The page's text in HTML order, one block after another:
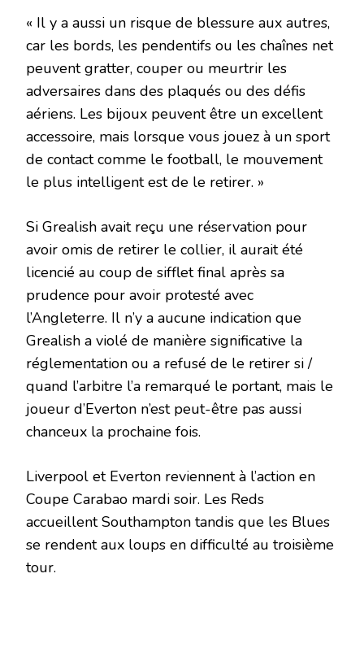
« Il y a aussi un risque de blessure aux autres,
car les bords, les pendentifs ou les chaînes net
peuvent gratter, couper ou meurtrir les
adversaires dans des plaqués ou des défis
aériens. Les bijoux peuvent être un excellent
accessoire, mais lorsque vous jouez à un sport
de contact comme le football, le mouvement
le plus intelligent est de le retirer. »
Si Grealish avait reçu une réservation pour
avoir omis de retirer le collier, il aurait été
licencié au coup de sifflet final après sa
prudence pour avoir protesté avec
l’Angleterre. Il n’y a aucune indication que
Grealish a violé de manière significative la
réglementation ou a refusé de le retirer si /
quand l’arbitre l’a remarqué le portant, mais le
joueur d’Everton n’est peut-être pas aussi
chanceux la prochaine fois.
Liverpool et Everton reviennent à l’action en
Coupe Carabao mardi soir. Les Reds
accueillent Southampton tandis que les Blues
se rendent aux loups en difficulté au troisième
tour.